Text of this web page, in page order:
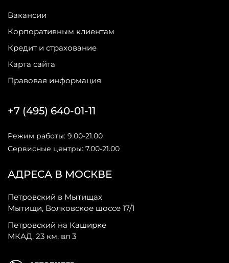
Вакансии
Корпоративным клиентам
Кредит и страхование
Карта сайта
Правовая информация
АДРЕСА В МОСКВЕ
Петровский в Мытищах
Мытищи, Волковское шоссе 17/1
Петровский на Каширке
МКАД, 23 км, вл 3
+7 (495) 640-01-11
Режим работы: 9.00-21.00
Сервисные центры: 7.00-21.00